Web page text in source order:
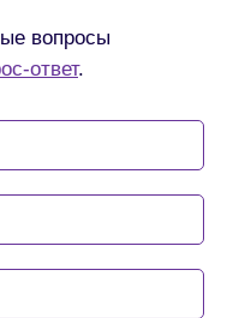
вопросы
ответ.